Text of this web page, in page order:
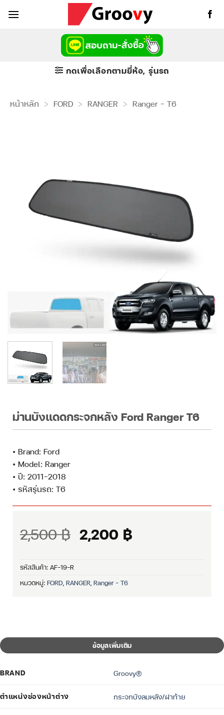
กดเพื่อเลือกตามยี่ห้อ, รุ่นรถ
หน้าหลัก > FORD > RANGER > Ranger – T6
ม่านบังแดดกระจกหลัง Ford Ranger T6
• Brand: Ford
• Model: Ranger
• ปี: 2011-2018
• รหัสรุ่นรถ: T6
2,500฿ Original
price
was:
2,500 ฿.
2,200 ฿Current
is:
2,200 ฿.
รหัสสินค้า: AF-19-R
หมวดหมู่: FORD, RANGER, Ranger – T6
ข้อมูลเพิ่มเติม
BRAND Groovy®
ตำแหน่งช่องหน้าต่าง กระจกบังลมหลัง/ฝาท้าย